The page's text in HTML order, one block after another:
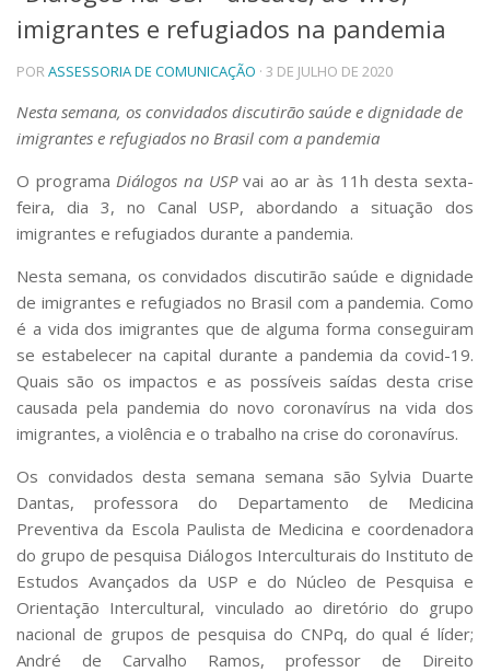
Telefones e Mapas
Pessoas
Ensino
Graduação
Pós-Graduação
Educação a distância
Cursos de Extensão
Pesquisa e Inovação
Linhas de Pesquisa
Centros, Núcleos e Projetos em Rede
Pós-doutorado
Iniciação Científica
Transferência de Tecnologia
Empresas Juniores
Extensão à Comunidade
Projetos, Programas e Cursos
Artes, Cultura e Esportes
Museus e Espaços Interativos
Serviços
Bibliotecas
Apoio ao Estudante
Segurança, Trânsito e Prevenção
RH, Administrativo e Financeiro
Outros serviços
Comunicação
imigrantes e refugiados na pandemia
PORASSESSORIA DE COMUNICAÇÃO · 3 DE JULHO DE 2020
Nesta semana, os convidados discutirão saúde e dignidade de
imigrantes e refugiados no Brasil com a pandemia
O programa Diálogos na USPvai ao ar às 11h desta sexta-
feira, dia 3, no Canal USP, abordando a situação dos
imigrantes e refugiados durante a pandemia.
Nesta semana, os convidados discutirão saúde e dignidade
de imigrantes e refugiados no Brasil com a pandemia. Como
é a vida dos imigrantes que de alguma forma conseguiram
se estabelecer na capital durante a pandemia da covid-19.
Quais são os impactos e as possíveis saídas desta crise
causada pela pandemia do novo coronavírus na vida dos
imigrantes, a violência e o trabalho na crise do coronavírus.
Os convidados desta semana semana são Sylvia Duarte
Dantas, professora do Departamento de Medicina
Preventiva da Escola Paulista de Medicina e coordenadora
do grupo de pesquisa Diálogos Interculturais do Instituto de
Estudos Avançados da USP e do Núcleo de Pesquisa e
Orientação Intercultural, vinculado ao diretório do grupo
nacional de grupos de pesquisa do CNPq, do qual é líder;
André de Carvalho Ramos, professor de Direito